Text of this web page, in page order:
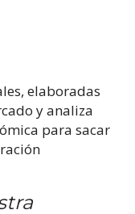
elaboradas
y analiza
para sacar